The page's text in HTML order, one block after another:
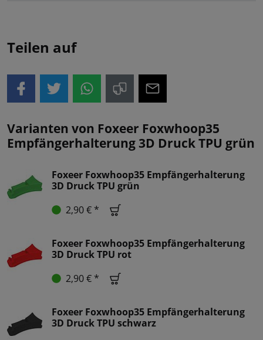
Teilen auf
Varianten von Foxeer Foxwhoop35
Empfängerhalterung 3D Druck TPU grün
Foxeer Foxwhoop35 Empfängerhalterung
3D Druck TPU grün
2,90 € *
Foxeer Foxwhoop35 Empfängerhalterung
3D Druck TPU rot
2,90 € *
Foxeer Foxwhoop35 Empfängerhalterung
3D Druck TPU schwarz